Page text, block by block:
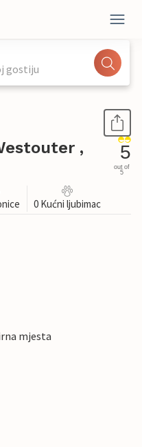
gostiju
,
5
out of
5
0 Kućni ljubimac
mjesta